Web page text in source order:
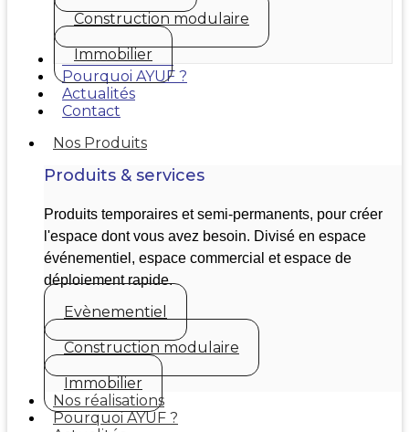
Construction modulaire
Immobilier
Nos réalisations
Pourquoi AYUF ?
Actualités
Contact
Nos Produits
Produits & services
Produits temporaires et semi-permanents, pour créer
l'espace dont vous avez besoin. Divisé en espace
événementiel, espace commercial et espace de
déploiement rapide.
Evènementiel
Construction modulaire
Immobilier
Nos réalisations
Pourquoi AYUF ?